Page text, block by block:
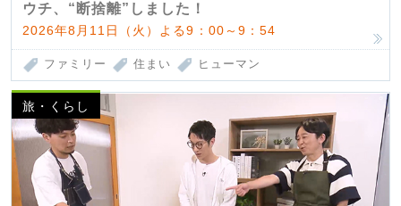
ウチ、“断捨離”しました！
2026年8月11日（火）よる9：00～9：54
ファミリー 住まい ヒューマン
旅・くらし